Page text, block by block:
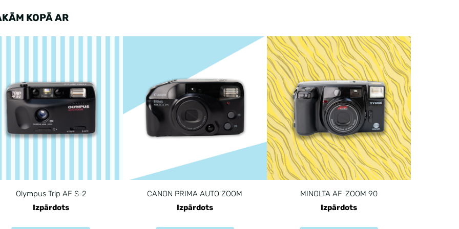
KOPĀ AR
Olympus Trip AF S-2
Izpārdots
CANON PRIMA AUTO ZOOM
Izpārdots
MINOLTA AF-ZOOM 90
Izpārdots